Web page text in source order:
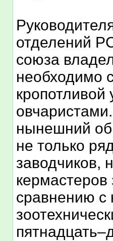
отделений
союза
необходимо
кропотливой
нынешний
не только
заводчиков,
кермастеров
сравнению с